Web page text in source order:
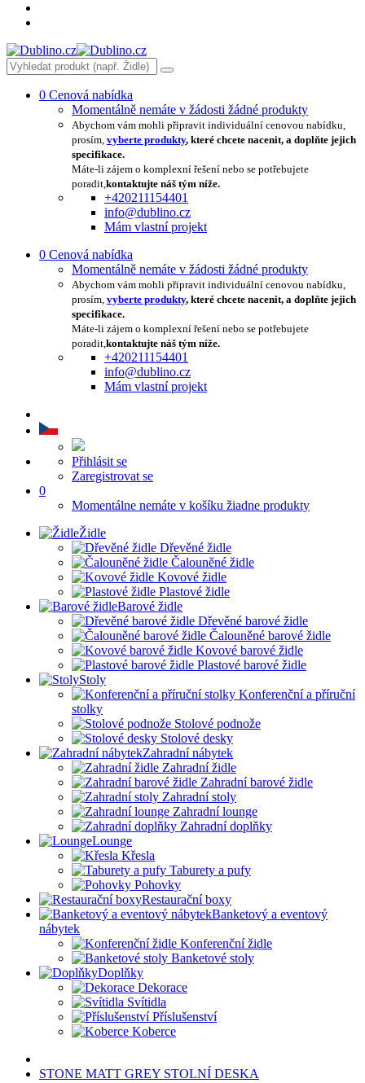
0 Cenová nabídka
Momentálně nemáte v žádosti žádné produkty
Abychom vám mohli připravit individuální cenovou nabídku,
prosím, vyberte produkty, které chcete nacenit, a doplňte jejich
specifikace.
Máte-li zájem o komplexní řešení nebo se potřebujete
poradit,kontaktujte náš tým níže.
+420211154401
info@dublino.cz
Mám vlastní projekt
0 Cenová nabídka
Momentálně nemáte v žádosti žádné produkty
Abychom vám mohli připravit individuální cenovou nabídku,
prosím, vyberte produkty, které chcete nacenit, a doplňte jejich
specifikace.
Máte-li zájem o komplexní řešení nebo se potřebujete
poradit,kontaktujte náš tým níže.
+420211154401
info@dublino.cz
Mám vlastní projekt
Přihlásit se
Zaregistrovat se
0
Momentálne nemáte v košíku žiadne produkty
Židle
Dřevěné židle
Čalouněné židle
Kovové židle
Plastové židle
Barové židle
Dřevěné barové židle
Čalouněné barové židle
Kovové barové židle
Plastové barové židle
Stoly
Konferenční a příruční
stolky
Stolové podnože
Stolové desky
Zahradní nábytek
Zahradní židle
Zahradní barové židle
Zahradní stoly
Zahradní lounge
Zahradní doplňky
Lounge
Křesla
Taburety a pufy
Pohovky
Restaurační boxy
Banketový a eventový
nábytek
Konferenční židle
Banketové stoly
Doplňky
Dekorace
Svítidla
Příslušenství
Koberce
STONE MATT GREY STOLNÍ DESKA